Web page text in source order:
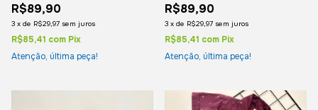
R$89,90
3 x de R$29,97 sem juros
R$85,41 com Pix
Atenção, última peça!
R$89,90
3 x de R$29,97 sem juros
R$85,41 com Pix
Atenção, última peça!